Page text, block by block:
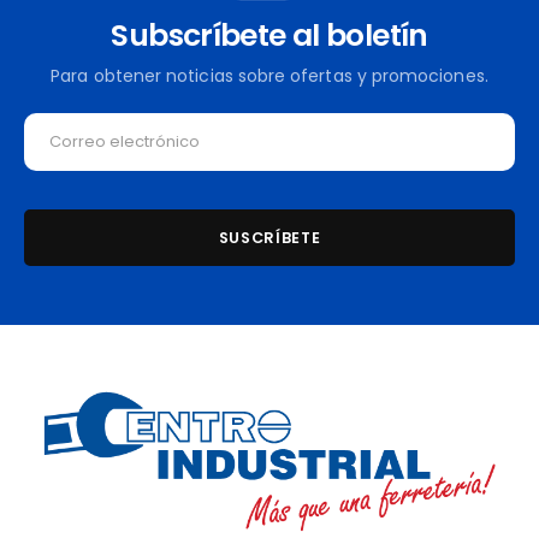
Subscríbete al boletín
Para obtener noticias sobre ofertas y promociones.